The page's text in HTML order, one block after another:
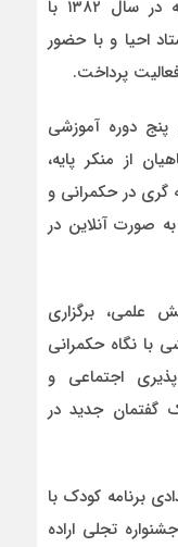
دولت موقت به نتیجه نرسید تا اینکه در سال ۱۳۸۲ با
احیا و با حضور
پرداخت.
پنج دوره آموزشی
از منکر پایه،
گری در حکمرانی و
صورت آنلاین در
علمی، برگزاری
با نگاه حکمرانی
اجتماعی و
گفتمان جدید در
برنامه کودک با
تجلی اراده